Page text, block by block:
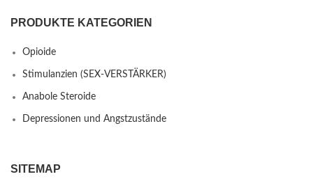
PRODUKTE KATEGORIEN
Opioide
Stimulanzien (SEX-VERSTÄRKER)
Anabole Steroide
Depressionen und Angstzustände
SITEMAP